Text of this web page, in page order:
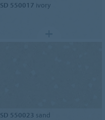
SD 550017 ivory
SD 550023 sand